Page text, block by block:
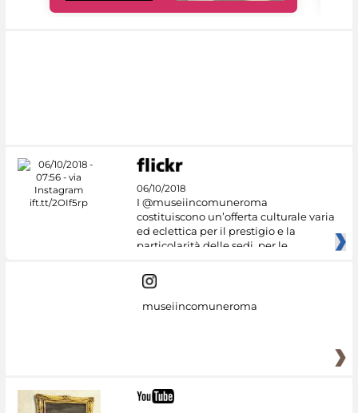
06/10/2018
I @museiincomuneroma
costituiscono un’offerta culturale varia
ed eclettica per il prestigio e la
particolarità delle sedi, per le
museiincomuneroma